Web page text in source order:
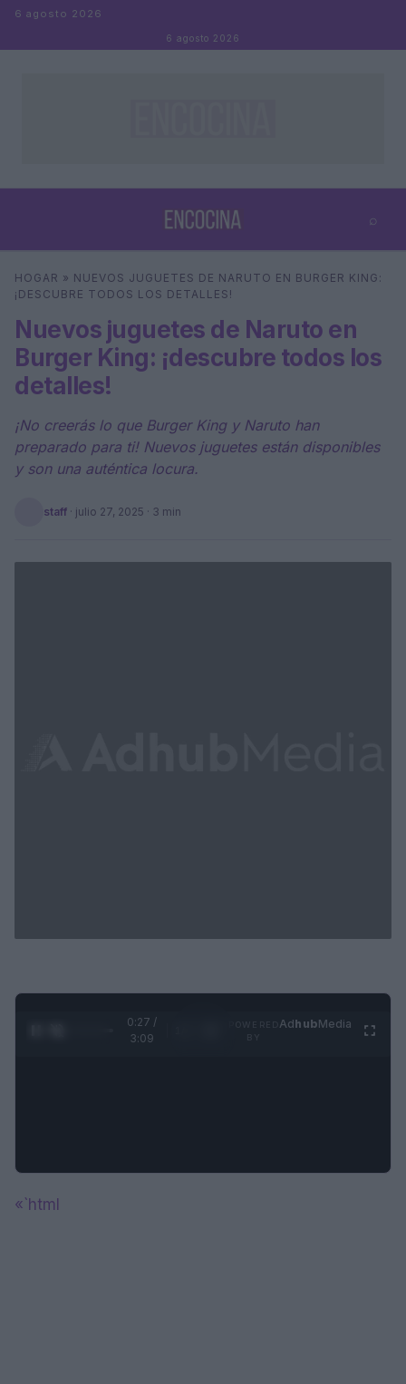
Saltar al contenido
6 agosto 2026
6 agosto 2026
⌕
Buscar ⌕ ×
HOGAR » NUEVOS JUGUETES DE NARUTO EN BURGER KING:
¡DESCUBRE TODOS LOS DETALLES!
Nuevos juguetes de Naruto en
Burger King: ¡descubre todos los
detalles!
¡No creerás lo que Burger King y Naruto han
preparado para ti! Nuevos juguetes están disponibles
y son una auténtica locura.
staff · julio 27, 2025 · 3 min
0:28 /
3:09
AdhubMedia
«`html